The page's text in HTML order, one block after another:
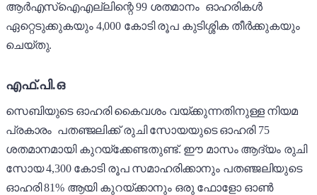
ആർഎസ്ഐഎല്ലിന്റെ 99 ശതമാനം ഓഹരികൾ
ഏറ്റെടുക്കുകയും 4,000 കോടി രൂപ കുടിശ്ശിക തീർക്കുകയും
ചെയ്തു.
എഫ്.പി.ഒ
സെബിയുടെ ഓഹരി കൈവശം വയ്ക്കുന്നതിനുള്ള നിയമ
പ്രകാരം പതഞ്ജലിക്ക് രുചി സോയയുടെ ഓഹരി 75
ശതമാനമായി കുറയ്ക്കേണ്ടതുണ്ട്. ഈ മാസം ആദ്യം രുചി
സോയ 4,300 കോടി രൂപ സമാഹരിക്കാനും പതഞ്ജലിയുടെ
ഓഹരി 81% ആയി കുറയ്ക്കാനും ഒരു ഫോളോ ഓൺ